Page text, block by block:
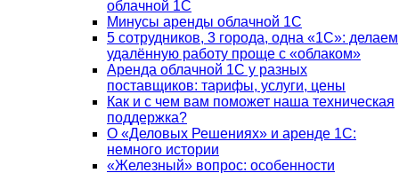
облачной 1С
Минусы аренды облачной 1С
5 сотрудников, 3 города, одна «1С»: делаем
удалённую работу проще с «облаком»
Аренда облачной 1С у разных
поставщиков: тарифы, услуги, цены
Как и с чем вам поможет наша техническая
поддержка?
О «Деловых Решениях» и аренде 1С:
немного истории
«Железный» вопрос: особенности